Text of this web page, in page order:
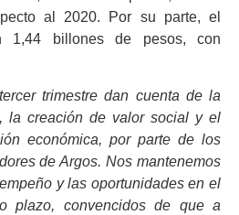
al 2020. Por su parte, el
1,44 billones de pesos, con
trimestre dan cuenta de la
la creación de valor social y el
económica, por parte de los
de Argos. Nos mantenemos
y las oportunidades en el
plazo, convencidos de que a